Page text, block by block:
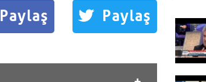
Paylaş Paylaş